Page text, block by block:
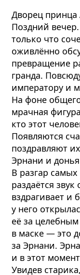
Дворец принца
Поздний
только что
оживлённо
превращение
гранда.
императору и
На фоне
мрачная
кто этот
Появляются
поздравляют
Эрнани и
В разгар
раздаётся
вздрагивает и
у него
её за
в маске — это
за Эрнани.
и в этот
Увидев